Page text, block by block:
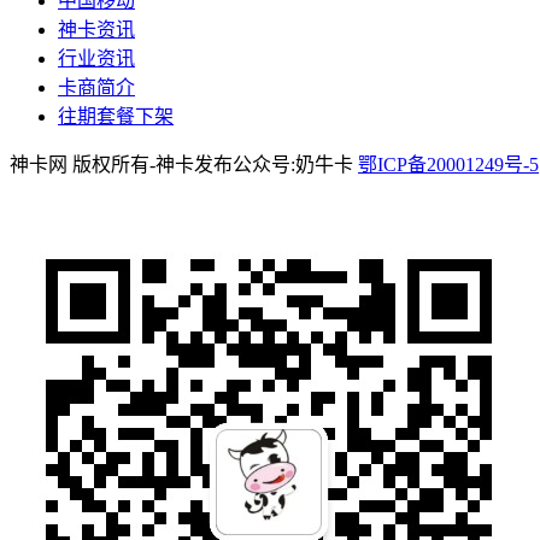
神卡资讯
行业资讯
卡商简介
往期套餐下架
神卡网 版权所有-神卡发布公众号:奶牛卡 鄂ICP备20001249号-5